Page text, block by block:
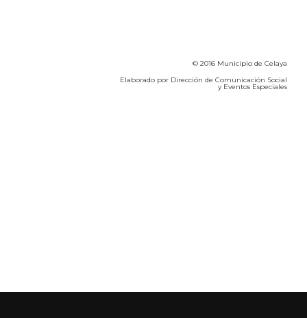
© 2016 Municipio de Celaya
Elaborado por Dirección de Comunicación Social
y Eventos Especiales